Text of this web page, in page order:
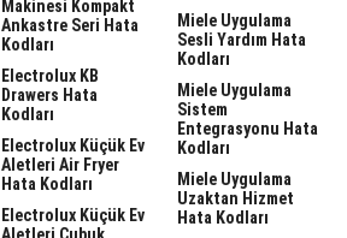
Makinesi Kompakt
Ankastre Seri Hata
Kodları
Electrolux KB
Drawers Hata
Kodları
Electrolux Küçük Ev
Aletleri Air Fryer
Hata Kodları
Electrolux Küçük Ev
Miele Uygulama
Sesli Yardım Hata
Kodları
Miele Uygulama
Sistem
Entegrasyonu Hata
Kodları
Miele Uygulama
Uzaktan Hizmet
Hata Kodları